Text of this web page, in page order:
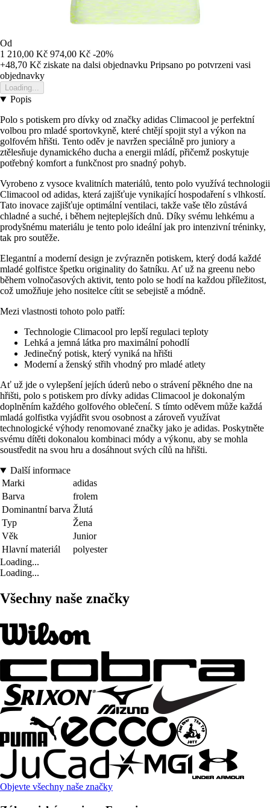
Od
1 210,00 Kč 974,00 Kč -20%
+48,70 Kč ziskate na dalsi objednavku Pripsano po potvrzeni vasi
objednavky
Loading...
Popis
Polo s potiskem pro dívky od značky adidas Climacool je perfektní
volbou pro mladé sportovkyně, které chtějí spojit styl a výkon na
golfovém hřišti. Tento oděv je navržen speciálně pro juniory a
ztělesňuje dynamického ducha a energii mládí, přičemž poskytuje
potřebný komfort a funkčnost pro snadný pohyb.
Vyrobeno z vysoce kvalitních materiálů, tento polo využívá technologii
Climacool od adidas, která zajišťuje vynikající hospodaření s vlhkostí.
Tato inovace zajišťuje optimální ventilaci, takže vaše tělo zůstává
chladné a suché, i během nejteplejších dnů. Díky svému lehkému a
prodyšnému materiálu je tento polo ideální jak pro intenzivní tréninky,
tak pro soutěže.
Elegantní a moderní design je zvýrazněn potiskem, který dodá každé
mladé golfistce špetku originality do šatníku. Ať už na greenu nebo
během volnočasových aktivit, tento polo se hodí na každou příležitost,
což umožňuje jeho nositelce cítit se sebejistě a módně.
Mezi vlastnosti tohoto polo patří:
Technologie Climacool pro lepší regulaci teploty
Lehká a jemná látka pro maximální pohodlí
Jedinečný potisk, který vyniká na hřišti
Moderní a ženský střih vhodný pro mladé atlety
Ať už jde o vylepšení jejích úderů nebo o strávení pěkného dne na
hřišti, polo s potiskem pro dívky adidas Climacool je dokonalým
doplněním každého golfového oblečení. S tímto oděvem může každá
mladá golfistka vyjádřit svou osobnost a zároveň využívat
technologické výhody renomované značky jako je adidas. Poskytněte
svému dítěti dokonalou kombinaci módy a výkonu, aby se mohla
soustředit na svou hru a dosáhnout svých cílů na hřišti.
Další informace
Marki
adidas
Barva
frolem
Dominantní barva Žlutá
Typ
Žena
Věk
Junior
Hlavní materiál
polyester
Loading...
Loading...
Všechny naše značky
Objevte všechny naše značky